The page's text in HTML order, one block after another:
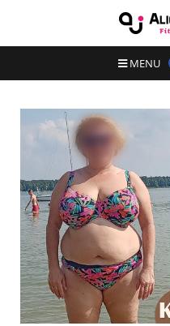
MENU